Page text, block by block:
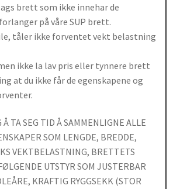
brett som ikke innehar de
på våre SUP brett.
tåler ikke forventet vekt belastning
ikke la lav pris eller tynnere brett
at du ikke får de egenskapene og
TA SEG TID Å SAMMENLIGNE ALLE
SOM LENGDE, BREDDE,
VEKTBELASTNING, BRETTETS
UTSTYR SOM JUSTERBAR
KRAFTIG RYGGSEKK (STOR